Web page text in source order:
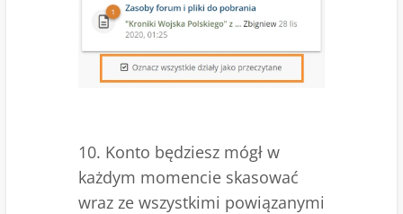
10. Konto będziesz mógł w
każdym momencie skasować
wraz ze wszystkimi powiązanymi